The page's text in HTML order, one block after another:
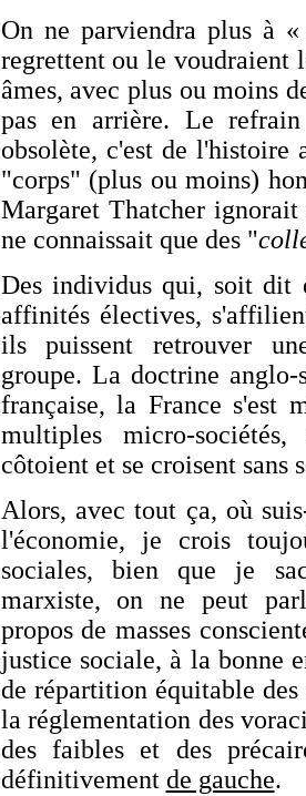
On ne parviendra plus à «
regrettent ou le voudraient
âmes, avec plus ou moins
pas en arrière. Le
obsolète, c'est de
"corps" (plus ou moins)
Margaret Thatcher
ne connaissait que des "
Des individus qui, soit dit
affinités électives,
ils puissent retrouver
groupe. La doctrine
française, la France s'est
multiples micro-
côtoient et se croisent sans
Alors, avec tout ça, où
l'économie, je crois
sociales, bien que je
marxiste, on ne peut
propos de masses
justice sociale, à la bonne
de répartition équitable
la réglementation des
des faibles et des
définitivement de gauche.